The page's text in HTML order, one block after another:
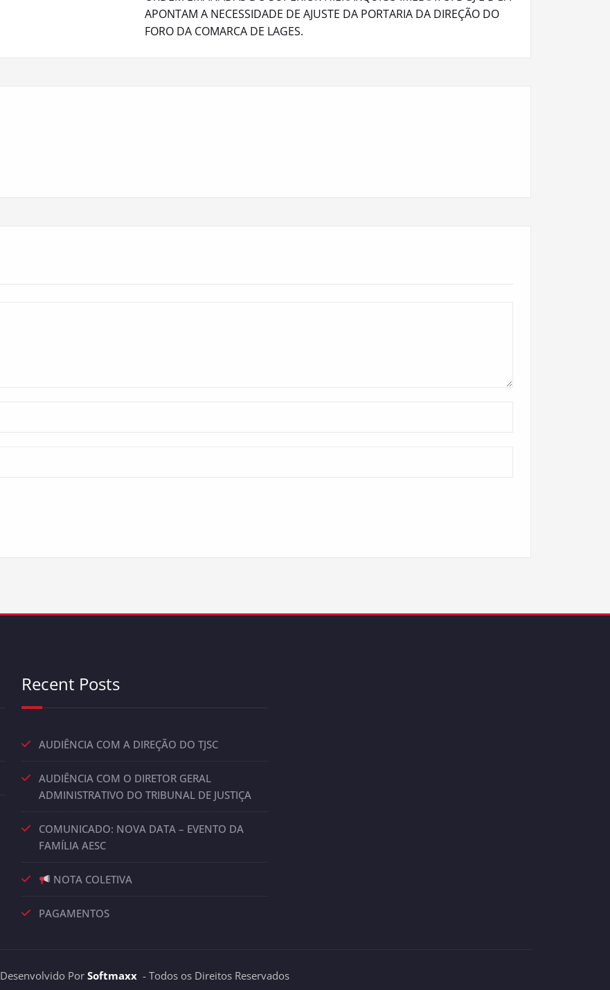
APONTAM A NECESSIDADE DE AJUSTE DA PORTARIA DA DIREÇÃO DO
FORO DA COMARCA DE LAGES.
Recent Posts
AUDIÊNCIA COM A DIREÇÃO DO TJSC
AUDIÊNCIA COM O DIRETOR GERAL
ADMINISTRATIVO DO TRIBUNAL DE JUSTIÇA
COMUNICADO: NOVA DATA – EVENTO DA
FAMÍLIA AESC
NOTA COLETIVA
PAGAMENTOS
Desenvolvido Por Softmaxx - Todos os Direitos Reservados